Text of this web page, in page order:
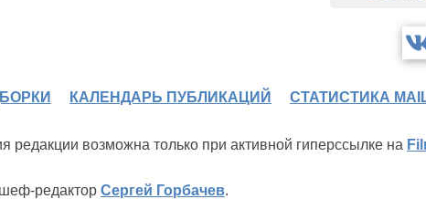
КАЛЕНДАРЬ ПУБЛИКАЦИЙ СТАТИСТИКА
возможна только при активной гиперссылке на
редактор Сергей Горбачев.